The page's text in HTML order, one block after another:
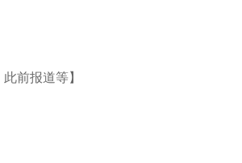
前报道等】